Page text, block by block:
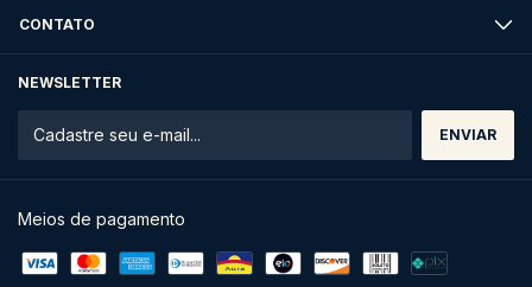
CONTATO
NEWSLETTER
Meios de pagamento